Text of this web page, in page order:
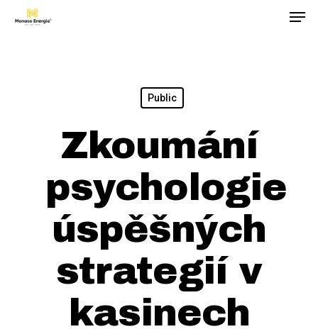
Public
Zkoumání
psychologie
úspěšných
strategií v
kasinech